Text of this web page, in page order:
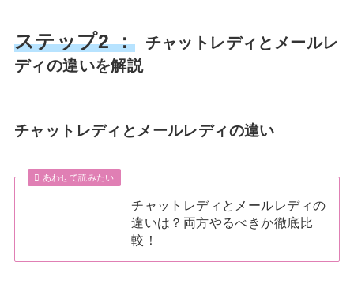
ステップ2 ：チャットレディとメールレ
ディの違いを解説
チャットレディとメールレディの違い
あわせて読みたい
チャットレディとメールレディの
違いは？両方やるべきか徹底比
較！